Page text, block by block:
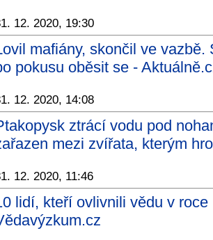
12. 2020, 19:30
mafiány, skončil ve
pokusu oběsit se -
12. 2020, 14:08
ztrácí vodu pod
mezi zvířata, kterým
12. 2020, 11:46
lidí, kteří ovlivnili vědu v